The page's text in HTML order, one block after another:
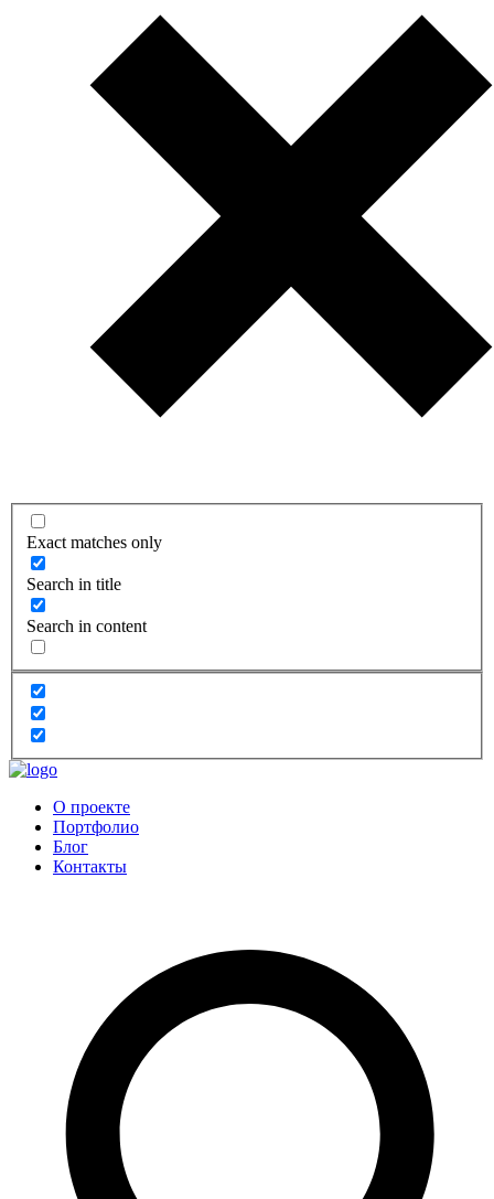
Exact matches only
Search in title
Search in content
О проекте
Портфолио
Блог
Контакты